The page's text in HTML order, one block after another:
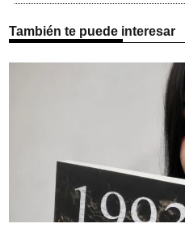
También te puede interesar